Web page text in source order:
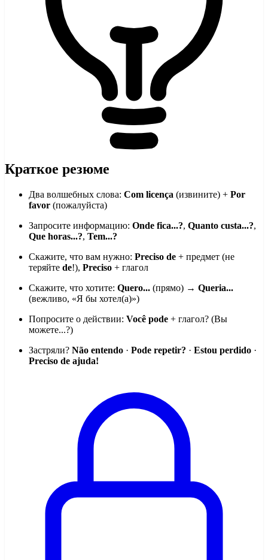
Краткое резюме
Два волшебных слова: Com licença (извините) + Por
favor (пожалуйста)
Запросите информацию: Onde fica...?, Quanto custa...?,
Que horas...?, Tem...?
Скажите, что вам нужно: Preciso de + предмет (не
теряйте de!), Preciso + глагол
Скажите, что хотите: Quero... (прямо) → Queria...
(вежливо, «Я бы хотел(а)»)
Попросите о действии: Você pode + глагол? (Вы
можете...?)
Застряли? Não entendo · Pode repetir? · Estou perdido ·
Preciso de ajuda!